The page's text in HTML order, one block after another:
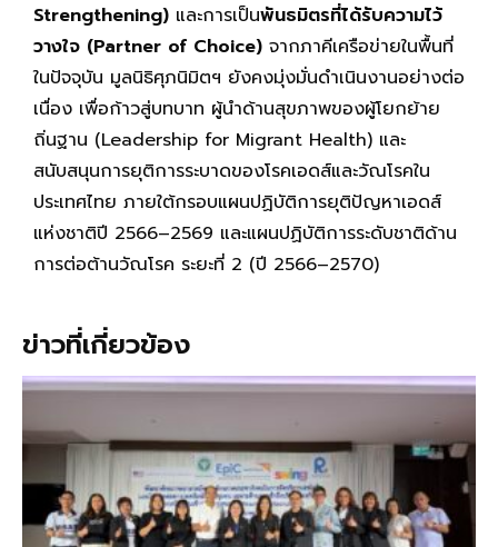
Strengthening) และการเป็นพันธมิตรที่ได้รับความไว้
วางใจ (Partner of Choice) จากภาคีเครือข่ายในพื้นที่
ในปัจจุบัน มูลนิธิศุภนิมิตฯ ยังคงมุ่งมั่นดำเนินงานอย่างต่อ
เนื่อง เพื่อก้าวสู่บทบาท ผู้นำด้านสุขภาพของผู้โยกย้าย
ถิ่นฐาน (Leadership for Migrant Health) และ
สนับสนุนการยุติการระบาดของโรคเอดส์และวัณโรคใน
ประเทศไทย ภายใต้กรอบแผนปฏิบัติการยุติปัญหาเอดส์
แห่งชาติปี 2566–2569 และแผนปฏิบัติการระดับชาติด้าน
การต่อต้านวัณโรค ระยะที่ 2 (ปี 2566–2570)
ข่าวที่เกี่ยวข้อง